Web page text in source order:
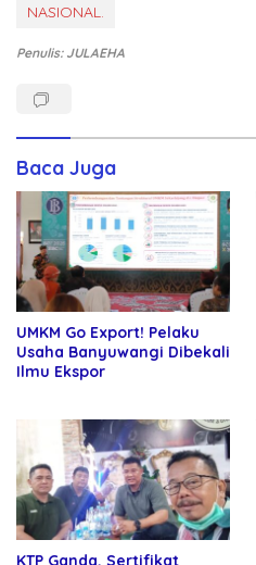
NASIONAL.
Penulis: JULAEHA
Baca Juga
UMKM Go Export! Pelaku
Usaha Banyuwangi Dibekali
Ilmu Ekspor
KTP Ganda, Sertifikat